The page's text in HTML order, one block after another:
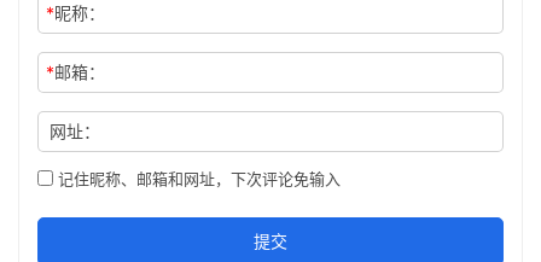
*昵称：
*邮箱：
网址：
记住昵称、邮箱和网址，下次评论免输入
提交